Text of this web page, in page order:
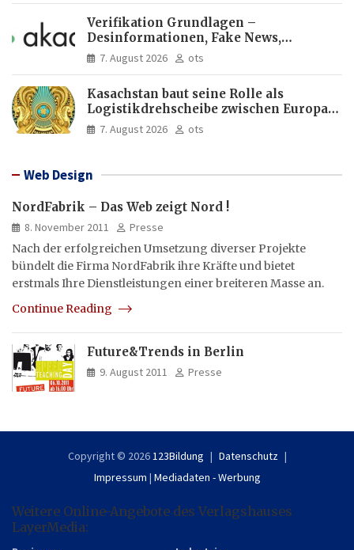
Verifikation Grundlagen –
Desinformationen, Fake News,
manipulierte Inhalte | dpa-Akademie
7. August 2026 ots
Kasachstan baut seine Rolle als
Logistikdrehscheibe zwischen Europa
und Asien aus
7. August 2026 ots
Web Design
NordFabrik – Das Web zeigt Nord !
8. November 2011
Presse
Nach der erfolgreichen Umsetzung diverser Projekte
bündelt die Firma NordFabrik ihre Kräfte und bietet
erstmals Ihre Dienstleistungen einer breiteren Masse an.
Continue Reading
Future&Trends in Berlin
9. August 2011 Presse
Copyright © 2026 123Bildung
Datenschutz
Impressum | Mediadaten - Werbung
Weitere Online-Angebote des Verlagshauses
LayerMedia: